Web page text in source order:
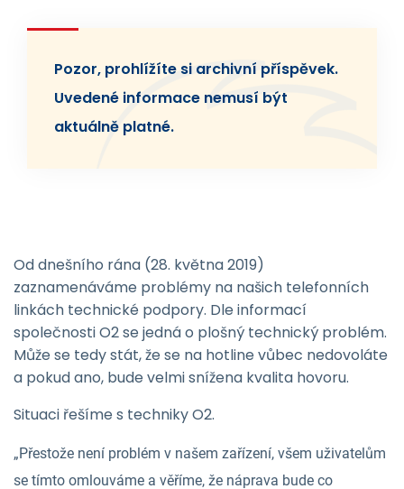
Pozor, prohlížíte si archivní příspěvek.
Uvedené informace nemusí být
aktuálně platné.
Od dnešního rána (28. května 2019)
zaznamenáváme problémy na našich telefonních
linkách technické podpory. Dle informací
společnosti O2 se jedná o plošný technický problém.
Může se tedy stát, že se na hotline vůbec nedovoláte
a pokud ano, bude velmi snížena kvalita hovoru.
Situaci řešíme s techniky O2.
„Přestože není problém v našem zařízení, všem uživatelům
se tímto omlouváme a věříme, že náprava bude co